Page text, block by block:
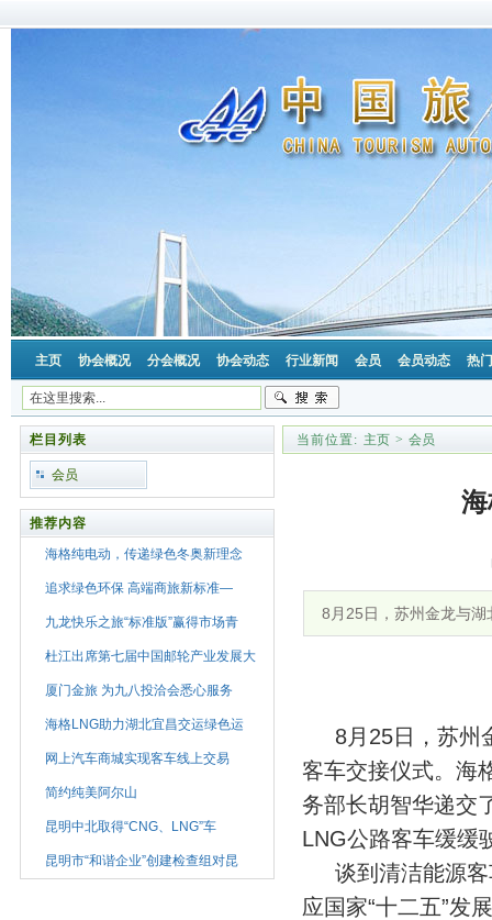
主页 协会概况 分会概况 协会动态 行业新闻 会员 会员动态 热
栏目列表
会员
推荐内容
海格纯电动，传递绿色冬奥新理念
追求绿色环保 高端商旅新标准—
九龙快乐之旅“标准版”赢得市场青
杜江出席第七届中国邮轮产业发展大
厦门金旅 为九八投洽会悉心服务
海格LNG助力湖北宜昌交运绿色运
网上汽车商城实现客车线上交易
简约纯美阿尔山
昆明中北取得“CNG、LNG”车
昆明市“和谐企业”创建检查组对昆
当前位置: 主页 > 会员
8月25日，苏州金龙与
8月25日，苏州
客车交接仪式。海
务部长胡智华递交
LNG公路客车缓缓
谈到清洁能源客
应国家“十二五”发